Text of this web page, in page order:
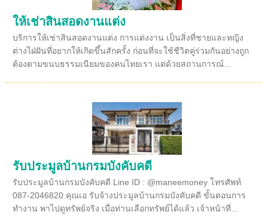
ให้เช่าสินสอดงานแต่ง
บริการให้เช่าสินสอดงานแต่ง การแต่งงาน เป็นสิ่งที่ชายและหญิง
ต่างไฝ่ฝันที่อยากให้เกิดขึ้นสักครั้ง ก่อนที่จะใช้ชีวิตคู่ร่วมกันอย่างถูก
ต้องตามขนบธรรมเนียมของคนไทยเรา แต่ด้วยสถานการณ์...
รับประมูลบ้านกรมบังคับคดี
รับประมูลบ้านกรมบังคับคดี Line ID : @maneemoney โทรศัพท์
087-2046820 คุณเอ รับจ้างประมูลบ้านกรมบังคับคดี ขั้นตอนการ
ทำงาน พาไปดูทรัพย์จริง เมื่อท่านเลือกทรัพย์ได้แล้ว เจ้าหน้าที่...